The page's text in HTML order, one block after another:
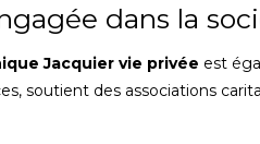
dans la
Jacquier vie privée est
soutient des associations